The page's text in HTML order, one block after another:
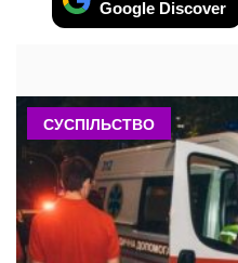
Google Discover
СУСПІЛЬСТВО